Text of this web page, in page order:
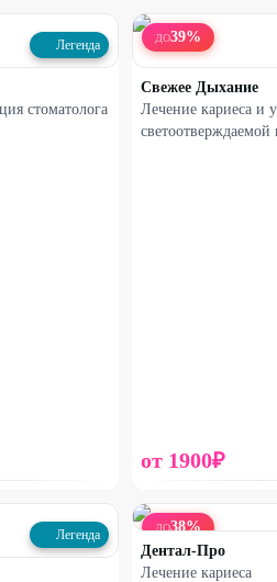
Легенда
стоматолога
ДО39%
Свежее Дыхание
Лечение кариеса и
от 1900₽
Легенда ДО38%
Дентал-Про
Лечение кариеса